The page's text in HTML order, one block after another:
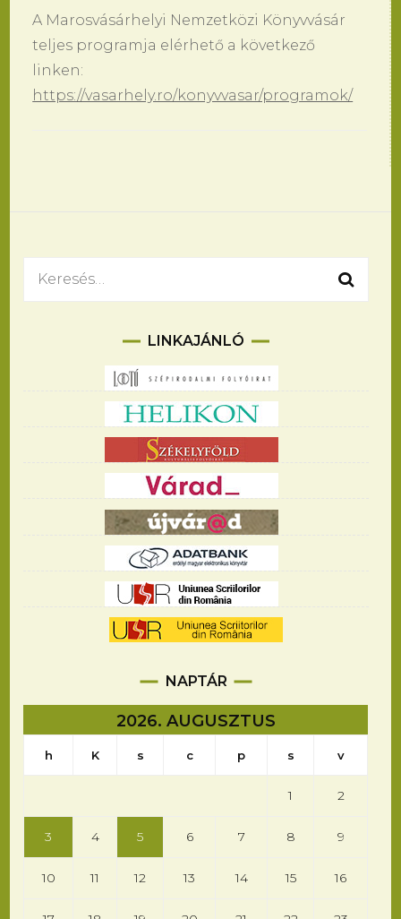
A Marosvásárhelyi Nemzetközi Könyvvásár
teljes programja elérhető a következő
linken:
https://vasarhely.ro/konyvvasar/programok/
Keresés:
LINKAJÁNLÓ
NAPTÁR
2026. AUGUSZTUS
h K s c p s v
1 2
3 4 5 6 7 8 9
10 11 12 13 14 15 16